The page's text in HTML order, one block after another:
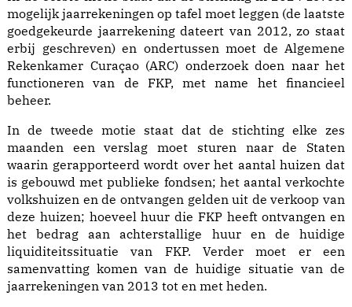
mogelijk jaarrekeningen op tafel moet leggen (de laatste
goedgekeurde jaarrekening dateert van 2012, zo staat
erbij geschreven) en ondertussen moet de Algemene
Rekenkamer Curaçao (ARC) onderzoek doen naar het
functioneren van de FKP, met name het financieel
beheer.
In de tweede motie staat dat de stichting elke zes
maanden een verslag moet sturen naar de Staten
waarin gerapporteerd wordt over het aantal huizen dat
is gebouwd met publieke fondsen; het aantal verkochte
volkshuizen en de ontvangen gelden uit de verkoop van
deze huizen; hoeveel huur die FKP heeft ontvangen en
het bedrag aan achterstallige huur en de huidige
liquiditeitssituatie van FKP. Verder moet er een
samenvatting komen van de huidige situatie van de
jaarrekeningen van 2013 tot en met heden.